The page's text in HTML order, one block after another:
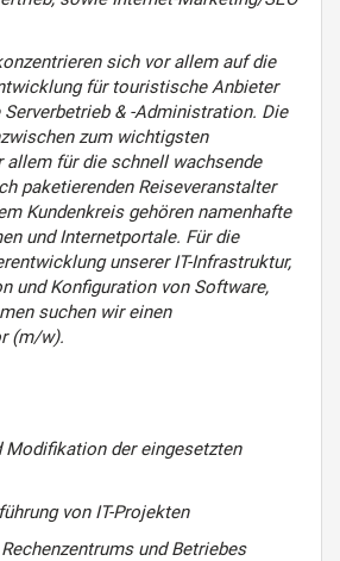
sich vor allem auf die
für touristische Anbieter
Serverbetrieb & -Administration. Die
zum wichtigsten
allem für die schnell wachsende
paketierenden Reiseveranstalter
Kundenkreis gehören namenhafte
und Internetportale. Für die
unserer IT-Infrastruktur,
und Konfiguration von Software,
suchen wir einen
(m/w).
der eingesetzten
von IT-Projekten
und Betriebes